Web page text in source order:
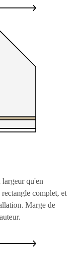
qu'en
complet, et
Marge de